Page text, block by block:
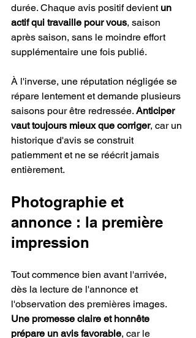
durée. Chaque avis positif devient un
actif qui travaille pour vous, saison
après saison, sans le moindre effort
supplémentaire une fois publié.
À l'inverse, une réputation négligée se
répare lentement et demande plusieurs
saisons pour être redressée. Anticiper
vaut toujours mieux que corriger, car un
historique d'avis se construit
patiemment et ne se réécrit jamais
entièrement.
Photographie et
annonce : la première
impression
Tout commence bien avant l'arrivée,
dès la lecture de l'annonce et
l'observation des premières images.
Une promesse claire et honnête
prépare un avis favorable, car le